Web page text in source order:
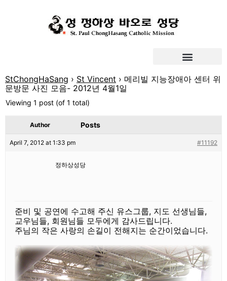
StChongHaSang › St Vincent › 메리빌 지능장애아 센터 위
문방문 사진 모음- 2012년 4월1일
Viewing 1 post (of 1 total)
Author Posts
April 7, 2012 at 1:33 pm #11192
정하상성당
준비 및 공연에 수고해 주신 유스그룹, 지도 선생님들,
교우님들, 회원님들 모두에게 감사드립니다.
주님의 작은 사랑의 손길이 전해지는 순간이었습니다.